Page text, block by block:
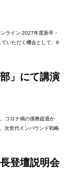
ライン 2027年度新卒・
いただく機会として、6
」にて講演
コロナ禍の債務超過か
次世代インバウンド戦略
登壇説明会